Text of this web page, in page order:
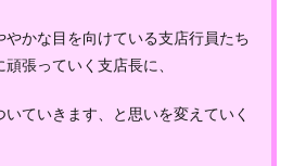
かな目を向けている支店行員たち
張っていく支店長に、
ていきます、と思いを変えていく